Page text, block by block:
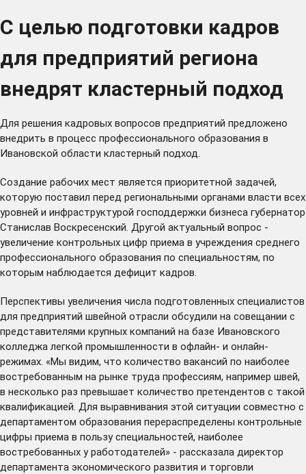
С целью подготовки кадров
для предприятий региона
внедрят кластерный подход
Для решения кадровых вопросов предприятий предложено
внедрить в процесс профессионального образования в
Ивановской области кластерный подход.
Создание рабочих мест является приоритетной задачей,
которую поставил перед региональными органами власти всех
уровней и инфраструктурой господдержки бизнеса губернатор
Станислав Воскресенский. Другой актуальный вопрос -
увеличение контрольных цифр приема в учреждения среднего
профессионального образования по специальностям, по
которым наблюдается дефицит кадров.
Перспективы увеличения числа подготовленных специалистов
для предприятий швейной отрасли обсудили на совещании с
представителями крупных компаний на базе Ивановского
колледжа легкой промышленности в офлайн- и онлайн-
режимах. «Мы видим, что количество вакансий по наиболее
востребованным на рынке труда профессиям, например швей,
в несколько раз превышает количество претендентов с такой
квалификацией. Для выравнивания этой ситуации совместно с
департаментом образования перераспределены контрольные
цифры приема в пользу специальностей, наиболее
востребованных у работодателей» - рассказала директор
департамента экономического развития и торговли